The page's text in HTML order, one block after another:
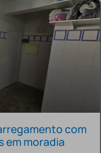
com
em moradia